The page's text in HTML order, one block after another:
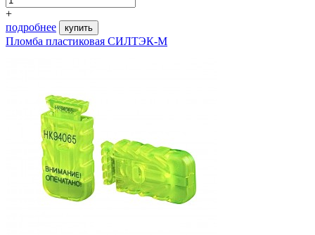
+
подробнее
купить
Пломба пластиковая СИЛТЭК-М